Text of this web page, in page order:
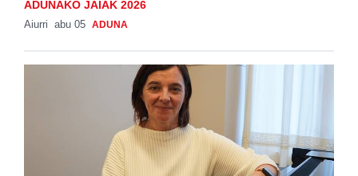
ADUNAKO JAIAK 2026
Aiurri abu 05 ADUNA